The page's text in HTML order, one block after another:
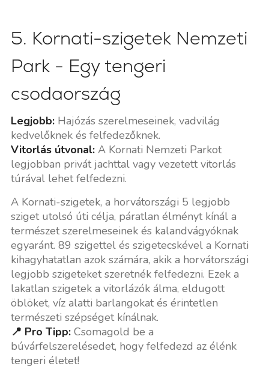
5. Kornati-szigetek Nemzeti
Park - Egy tengeri
csodaország
Legjobb:Hajózás szerelmeseinek, vadvilág
kedvelőknek és felfedezőknek.
Vitorlás útvonal:A Kornati Nemzeti Parkot
legjobban privát jachttal vagy vezetett vitorlás
túrával lehet felfedezni.
A Kornati-szigetek, a horvátországi 5 legjobb
sziget utolsó úti célja, páratlan élményt kínál a
természet szerelmeseinek és kalandvágyóknak
egyaránt. 89 szigettel és szigetecskével a Kornati
kihagyhatatlan azok számára, akik a horvátországi
legjobb szigeteket szeretnék felfedezni. Ezek a
lakatlan szigetek a vitorlázók álma, eldugott
öblöket, víz alatti barlangokat és érintetlen
természeti szépséget kínálnak.
📍 Pro Tipp:Csomagold be a
búvárfelszerelésedet, hogy felfedezd az élénk
tengeri életet!